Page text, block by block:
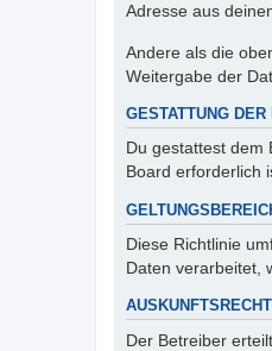
Adresse aus
Andere als die
Weitergabe der
GESTATTUNG
Du gestattest dem
Board erforderlich
Diese Richtlinie
Daten verarbeitet,
AUSKUNFTSRECHT
Der Betreiber